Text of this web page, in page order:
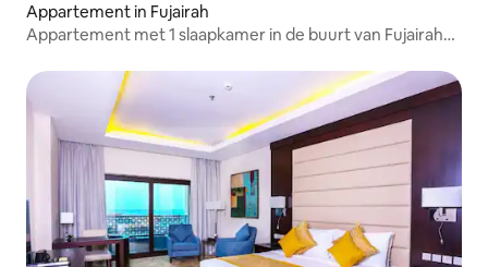
Appartement in Fujairah
Appartement met 1 slaapkamer in de buurt van Fujairah